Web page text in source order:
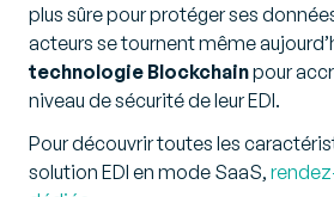
plus sûre pour protéger ses
acteurs se tournent même
technologie Blockchainpour
niveau de sécurité de leur EDI.
Pour découvrir toutes les
solution EDI en mode SaaS,